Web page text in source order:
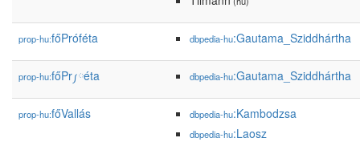
prop-hu:főPróféta dbpedia-hu:Gautama_Sziddhártha
prop-hu:főPr༿éta dbpedia-hu:Gautama_Sziddhártha
prop-hu:főVallás dbpedia-hu:Kambodzsa
dbpedia-hu:Laosz